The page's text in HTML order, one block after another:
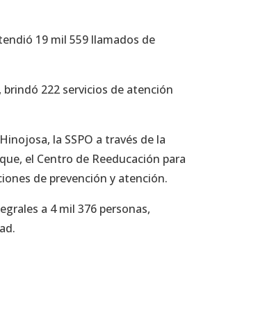
19 mil 559 llamados de
222 servicios de atención
la SSPO a través de la
el Centro de Reeducación para
de prevención y atención.
a 4 mil 376 personas,